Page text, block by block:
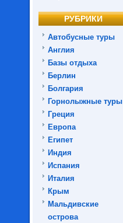
РУБРИКИ
Автобусные туры
Англия
Базы отдыха
Берлин
Болгария
Горнолыжные туры
Греция
Европа
Египет
Индия
Испания
Италия
Крым
Мальдивские
острова